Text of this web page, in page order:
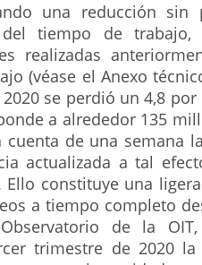
una reducción sin
tiempo de trabajo,
realizadas
(véase el Anexo
se perdió un 4,8
a alrededor 135
de una semana
actualizada a tal
constituye una
a tiempo completo
de la
trimestre de 2020